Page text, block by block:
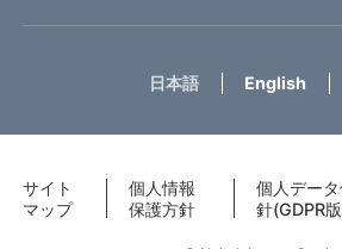
日本語 English
サイト
マップ
個人情報
保護方針
個人デー
針(GDPR